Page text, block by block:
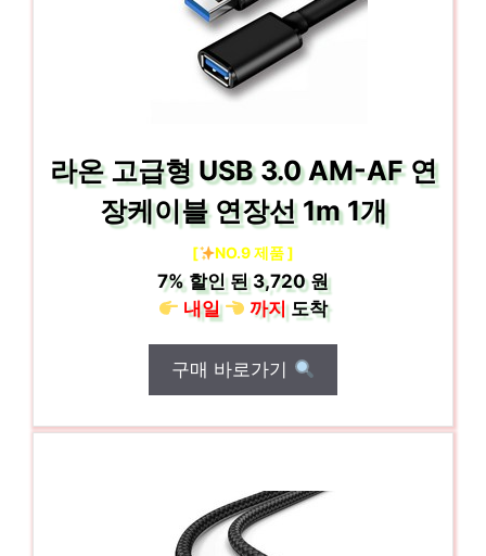
라온 고급형 USB 3.0 AM-AF 연
장케이블 연장선 1m 1개
[ NO.9 제품 ]
7%할인 된3,720 원
내일
까지도착
구매 바로가기